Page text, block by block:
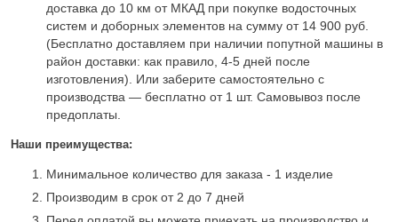
доставка до 10 км от МКАД при покупке водосточных
систем и доборных элементов на сумму от 14 900 руб.
(Бесплатно доставляем при наличии попутной машины в
район доставки: как правило, 4-5 дней после
изготовления). Или заберите самостоятельно с
производства — бесплатно от 1 шт. Самовывоз после
предоплаты.
Наши преимущества:
Минимальное количество для заказа - 1 изделие
Производим в срок от 2 до 7 дней